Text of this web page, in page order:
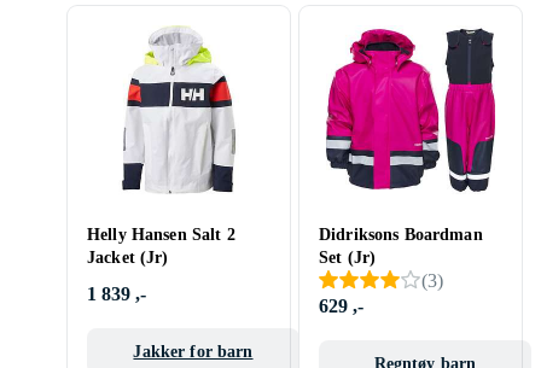
Helly Hansen Salt 2
Jacket (Jr)
1 839 ,-
Jakker for barn
Didriksons Boardman
Set (Jr)
(3)
629 ,-
Regntøy barn